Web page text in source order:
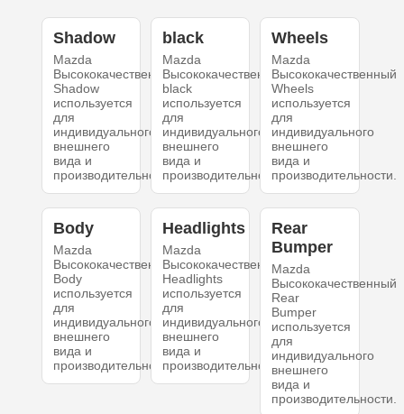
Shadow
Mazda
Высококачественный
Shadow
используется
для
индивидуального
внешнего
вида и
производительности.
black
Mazda
Высококачественный
black
используется
для
индивидуального
внешнего
вида и
производительности.
Wheels
Mazda
Высококачественный
Wheels
используется
для
индивидуального
внешнего
вида и
производительности.
Body
Mazda
Высококачественный
Body
используется
для
индивидуального
внешнего
вида и
производительности.
Headlights
Mazda
Высококачественный
Headlights
используется
для
индивидуального
внешнего
вида и
производительности.
Rear
Bumper
Mazda
Высококачественный
Rear
Bumper
используется
для
индивидуального
внешнего
вида и
производительности.